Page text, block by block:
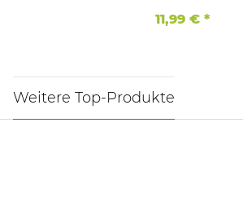
11,99 € *
Weitere Top-Produkte